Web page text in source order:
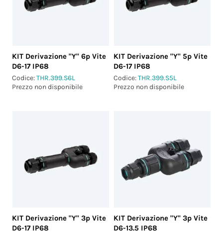
KIT Derivazione "Y" 6p Vite
D6-17 IP68
Codice:THR.399.S6L
Prezzo non disponibile
KIT Derivazione "Y" 5p Vite
D6-17 IP68
Codice:THR.399.S5L
Prezzo non disponibile
KIT Derivazione "Y" 3p Vite
D6-17 IP68
KIT Derivazione "Y" 3p Vite
D6-13.5 IP68